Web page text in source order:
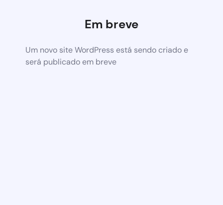
Em breve
Um novo site WordPress está sendo criado e
será publicado em breve